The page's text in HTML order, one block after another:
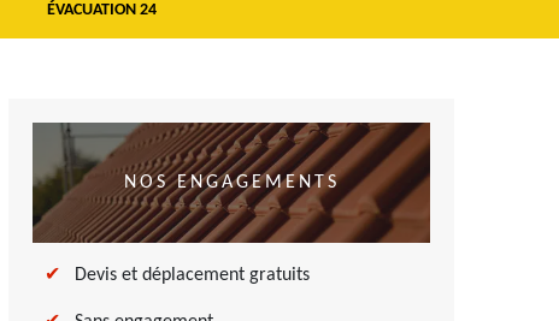
ÉVACUATION 24
NOS ENGAGEMENTS
Devis et déplacement gratuits